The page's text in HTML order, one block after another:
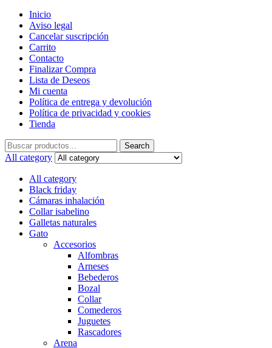
Inicio
Aviso legal
Cancelar suscripción
Carrito
Contacto
Finalizar Compra
Lista de Deseos
Mi cuenta
Política de entrega y devolución
Política de privacidad y cookies
Tienda
Search
for:
Search
All category
All category
Black friday
Cámaras inhalación
Collar isabelino
Galletas naturales
Gato
Accesorios
Alfombras
Arneses
Bebederos
Bozal
Collar
Comederos
Juguetes
Rascadores
Arena